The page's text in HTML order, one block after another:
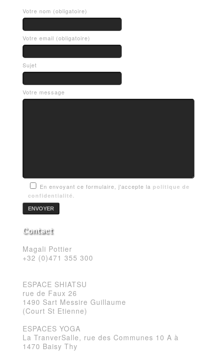
Votre nom (obligatoire)
Votre email (obligatoire)
Sujet
Votre message
En envoyant ce formulaire, j'accepte la politique de
confidentialité.
Contact
Magali Pottier
+32 (0)471 355 300
ESPACE SHIATSU
rue de Faux 26
1490 Sart Messire Guillaume
(Court St Etienne)
ESPACES YOGA
La TranverSalle, rue des Communes 10 A à
1470 Baisy Thy